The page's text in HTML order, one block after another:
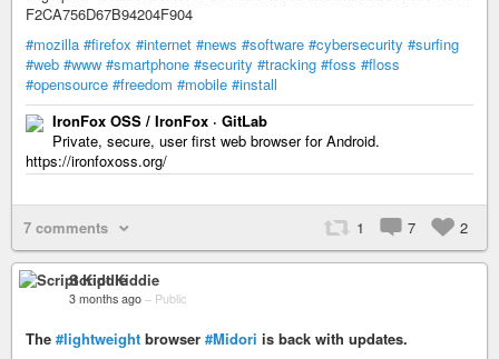
F2CA756D67B94204F904
#mozilla #firefox #internet #news #software #cybersecurity #surfing
#web #www #smartphone #security #tracking #foss #floss
#opensource #freedom #mobile #install
IronFox OSS / IronFox · GitLab
Private, secure, user first web browser for Android.
https://ironfoxoss.org/
7 comments 1 7 2
Script Kiddie
3 months ago – Public
The #lightweight browser #Midori is back with updates.